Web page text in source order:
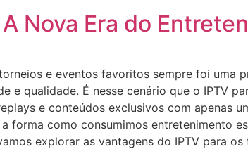
Nova Era do
e eventos favoritos sempre foi uma
e qualidade. É nesse cenário que o IPTV
e conteúdos exclusivos com apenas
forma como consumimos entretenimento
explorar as vantagens do IPTV para